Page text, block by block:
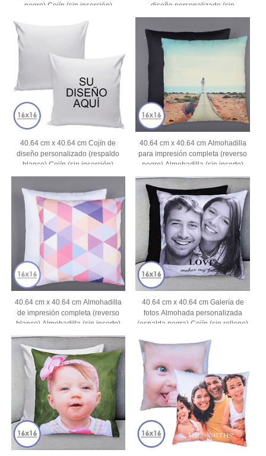
negro) Cojín (sin inserción)
diseño personalizado (sin
inserción)
40.64 cm x 40.64 cm Cojín de
diseño personalizado (respaldo
blanco) Cojín (sin inserción)
40.64 cm x 40.64 cm Almohadilla
para impresión completa (reverso
negro) Almohadilla (sin inserto)
40.64 cm x 40.64 cm Almohadilla
de impresión completa (reverso
blanco) Almohadilla (sin inserto)
40.64 cm x 40.64 cm Galería de
fotos Almohada personalizada
(espalda negra) Cojín (sin relleno)